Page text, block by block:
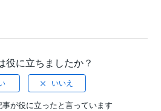
役に立ちましたか？
が役に立ったと言っています